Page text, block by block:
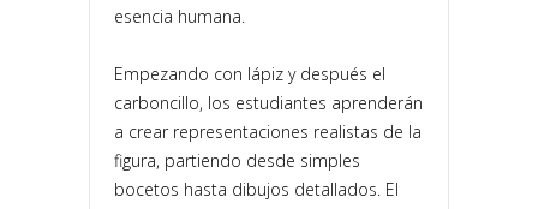
esencia humana.
Empezando con lápiz y después el
carboncillo, los estudiantes aprenderán
a crear representaciones realistas de la
figura, partiendo desde simples
bocetos hasta dibujos detallados. El